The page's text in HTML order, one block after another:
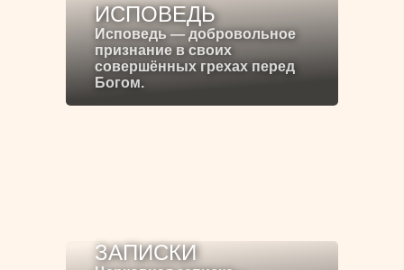
ИСПОВЕДЬ
Исповедь — добровольное
признание в своих
совершённых грехах перед
Богом.
ЗАПИСКИ